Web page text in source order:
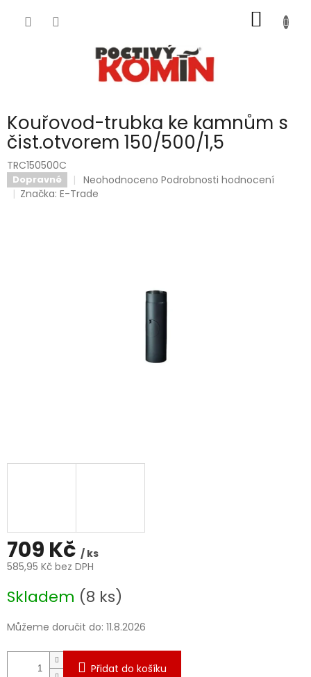
KOŠÍK
Kouřovod-trubka ke kamnům s
čist.otvorem 150/500/1,5
TRC150500C
Dopravné
Průměrné
hodnocení
Neohodnoceno Podrobnosti hodnocení
Značka:E-Trade
709 Kč / ks
585,95 Kč bez DPH
cena:
Skladem (8 ks)
Můžeme doručit do: 11.8.2026
Přidat do košíku